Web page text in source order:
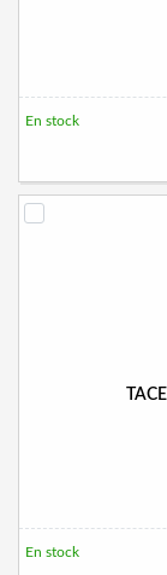
En stock
En stock